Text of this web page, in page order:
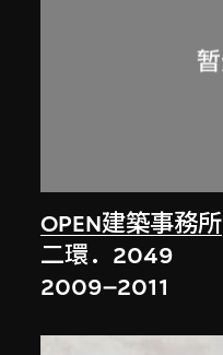
OPEN建築事務所
二環．2049
2009–2011